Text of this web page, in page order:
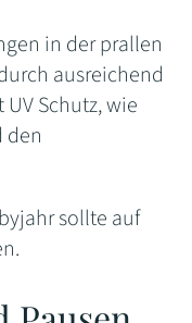
in der prallen
ausreichend
Schutz, wie
sollte auf